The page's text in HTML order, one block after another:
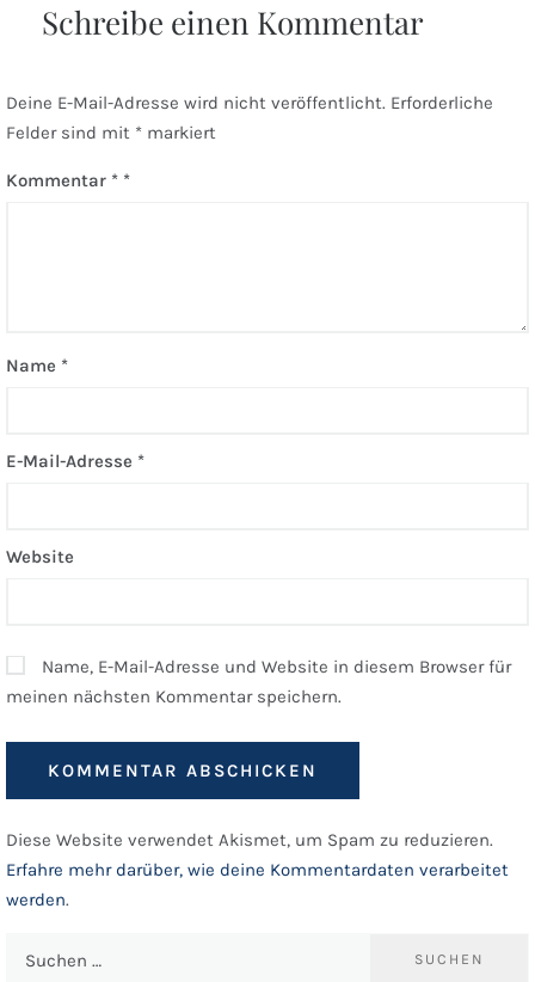
Schreibe einen Kommentar
Deine E-Mail-Adresse wird nicht veröffentlicht. Erforderliche
Felder sind mit * markiert
Kommentar *
Name *
E-Mail-Adresse *
Website
Name, E-Mail-Adresse und Website in diesem Browser für
meinen nächsten Kommentar speichern.
Diese Website verwendet Akismet, um Spam zu reduzieren.
Erfahre mehr darüber, wie deine Kommentardaten verarbeitet
werden.